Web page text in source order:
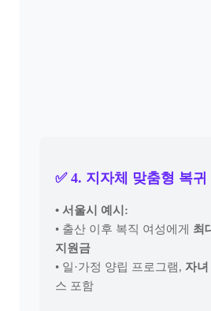
✅ 4. 지자체 맞춤형 복
• 서울시 예시:
• 출산 이후 복직 여성에게
최
지원금
• 일·가정 양립 프로그램, 자녀
스 포함